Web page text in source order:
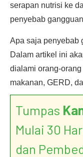
serapan nutrisi ke
penyebab
Apa saja penyebab
Dalam artikel ini
dialami orang-
makanan, GERD,
Tumpas
Mulai 30
dan